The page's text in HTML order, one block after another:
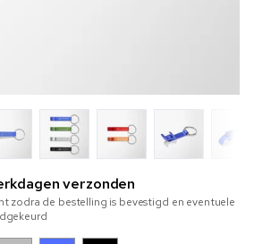
verzonden
zodra de bestelling is bevestigd en eventuele